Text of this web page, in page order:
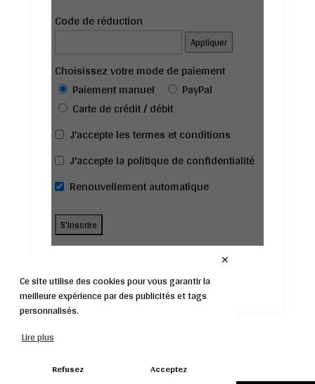
Ce site utilise des cookies pour vous garantir la
meilleure expérience par des publicités et tags
personnalisés.
Lire plus
Refusez Acceptez
✕
Code de réduction
Appliquer
Choisissez votre mode de paiement
Paiement manuel
PayPal
Carte de crédit / débit
J'accepte les termes et conditions
J'accepte la politique de confidentialité
Renouvellement automatique